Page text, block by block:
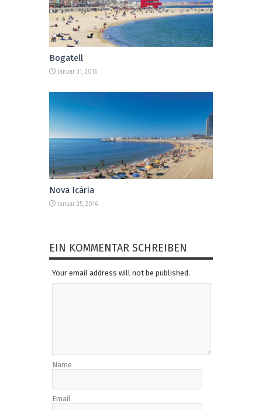
Bogatell
Januar 31, 2016
Nova Icària
Januar 25, 2016
EIN KOMMENTAR SCHREIBEN
Your email address will not be published.
Name
Email